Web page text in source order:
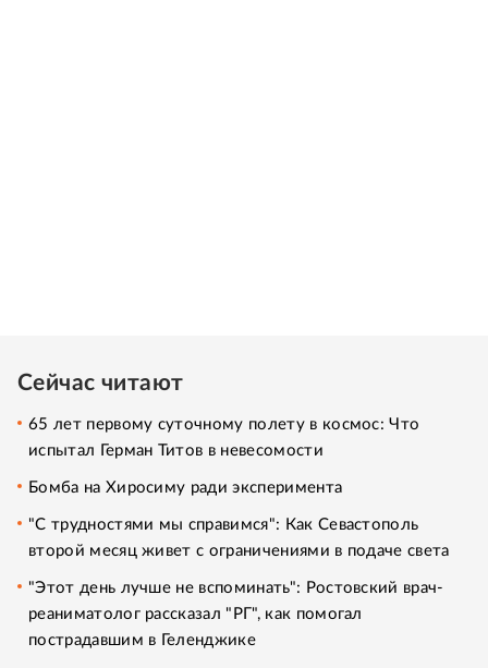
Сейчас читают
65 лет первому суточному полету в космос: Что
испытал Герман Титов в невесомости
Бомба на Хиросиму ради эксперимента
"С трудностями мы справимся": Как Севастополь
второй месяц живет с ограничениями в подаче света
"Этот день лучше не вспоминать": Ростовский врач-
реаниматолог рассказал "РГ", как помогал
пострадавшим в Геленджике